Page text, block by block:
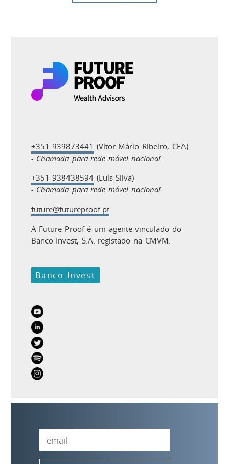
+351 939873441 (Vítor Mário Ribeiro, CFA)
- Chamada para rede móvel nacional
+351 938438594 (Luís Silva)
- Chamada para rede móvel nacional
future@futureproof.pt
A Future Proof é um agente vinculado do
Banco Invest, S.A. registado na CMVM.
Banco Invest
SUBSCREVER
NEWSLETTER
Email